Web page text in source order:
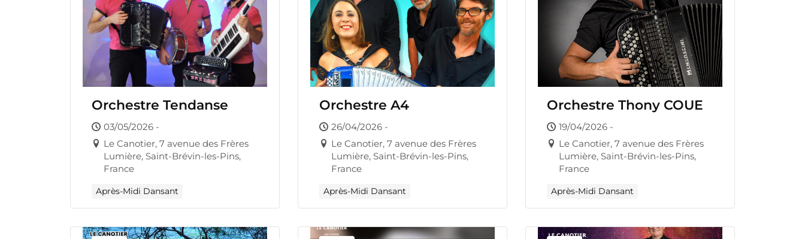
Orchestre Tendanse
03/05/2026 -
Le Canotier, 7 avenue des Frères
Lumière, Saint-Brévin-les-Pins,
France
Après-Midi Dansant
Orchestre A4
26/04/2026 -
Le Canotier, 7 avenue des Frères
Lumière, Saint-Brévin-les-Pins,
France
Après-Midi Dansant
Orchestre Thony COUE
19/04/2026 -
Le Canotier, 7 avenue des Frères
Lumière, Saint-Brévin-les-Pins,
France
Après-Midi Dansant